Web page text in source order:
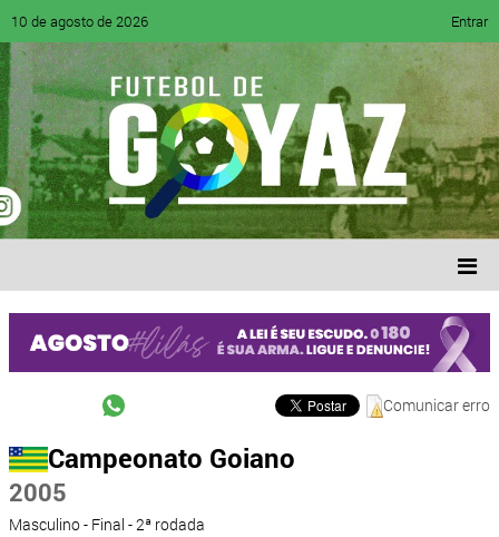
10 de agosto de 2026 Entrar
Comunicar erro
Campeonato Goiano
2005
Masculino - Final - 2ª rodada